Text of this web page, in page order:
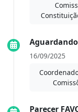
16/09/2025
Parecer